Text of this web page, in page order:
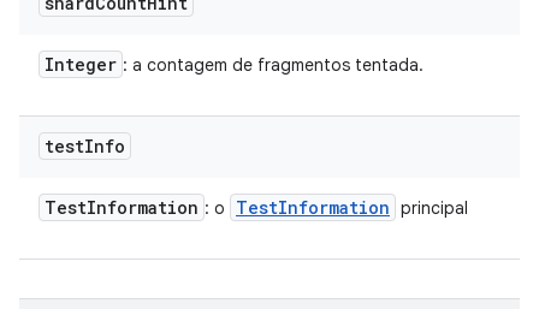
Integer : a contagem de fragmentos tentada.
testInfo
TestInformation : o TestInformation principal